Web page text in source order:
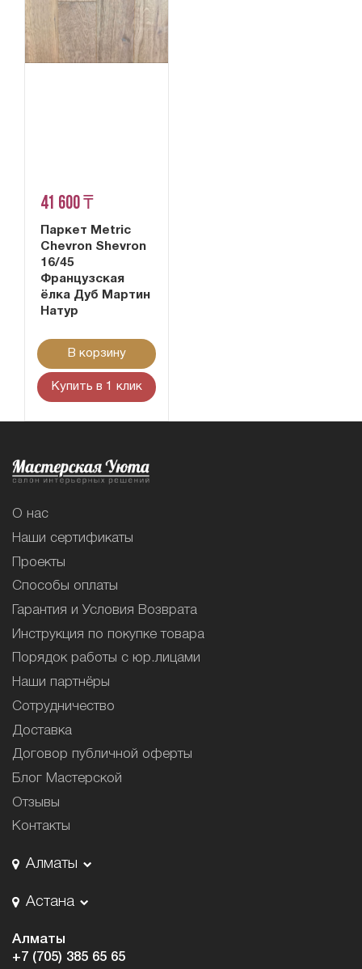
41 600 ₸
Паркет Metric
Chevron Shevron
16/45
Французская
ёлка Дуб Мартин
Натур
В корзину
Купить в 1 клик
О нас
Наши сертификаты
Проекты
Способы оплаты
Гарантия и Условия Возврата
Инструкция по покупке товара
Порядок работы с юр.лицами
Наши партнёры
Сотрудничество
Доставка
Договор публичной оферты
Блог Мастерской
Отзывы
Контакты
Алматы
Астана
Алматы
+7 (705) 385 65 65